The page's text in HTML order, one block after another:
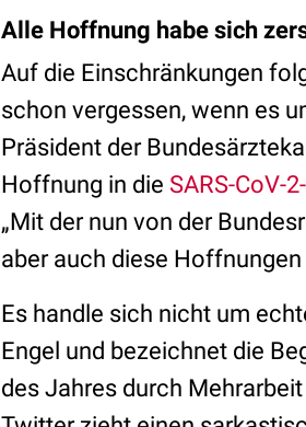
Alle Hoffnung habe sich
Auf die Einschränkungen
schon vergessen, wenn es
Präsident der
Hoffnung in die SARS-CoV-
„Mit der nun von der
aber auch diese Hoffnungen
Es handle sich nicht um
Engel und bezeichnet die
des Jahres durch